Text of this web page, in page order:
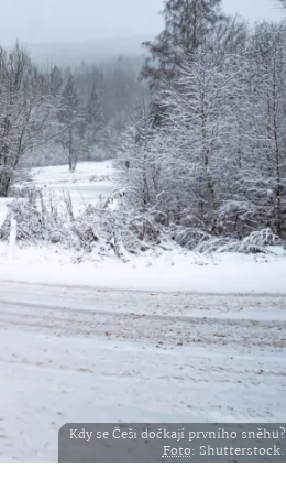
Kdy se Češi dočkají prvního sněhu?
Foto: Shutterstock.